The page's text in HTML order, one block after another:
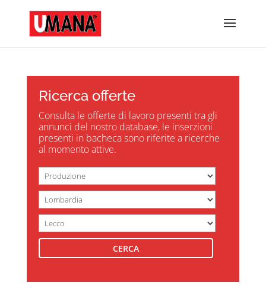
Ricerca offerte
Consulta le offerte di lavoro presenti tra gli
annunci del nostro database, le inserzioni
presenti in bacheca sono riferite a ricerche
al momento attive.